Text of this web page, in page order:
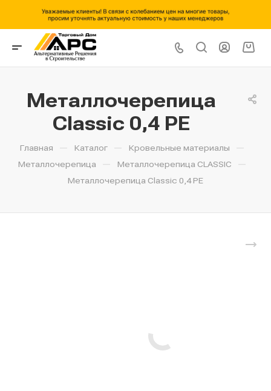
Металлочерепица
Classic 0,4 PE
Главная — Каталог — Кровельные материалы —
Металлочерепица — Металлочерепица CLASSIC —
Металлочерепица Classic 0,4 PE